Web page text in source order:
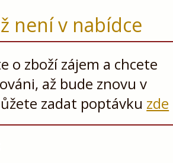
není v nabídce
o zboží zájem a chcete
až bude znovu v
zadat poptávku zde